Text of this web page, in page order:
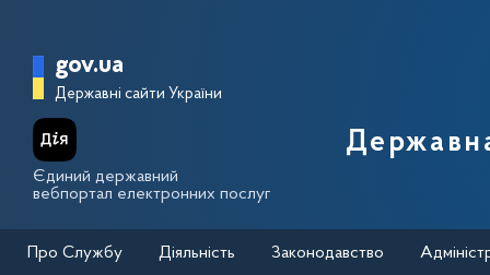
Головна сторінка Державної
gov.ua
Державні сайти України
Єдиний державний
вебпортал електронних послуг
Про Службу Діяльність Законодавство